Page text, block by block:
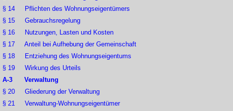
§ 14 Pflichten des Wohnungseigentümers
§ 15 Gebrauchsregelung
§ 16 Nutzungen, Lasten und Kosten
§ 17 Anteil bei Aufhebung der Gemeinschaft
§ 18 Entziehung des Wohnungseigentums
§ 19 Wirkung des Urteils
A-3 Verwaltung
§ 20 Gliederung der Verwaltung
§ 21 Verwaltung-Wohnungseigentümer